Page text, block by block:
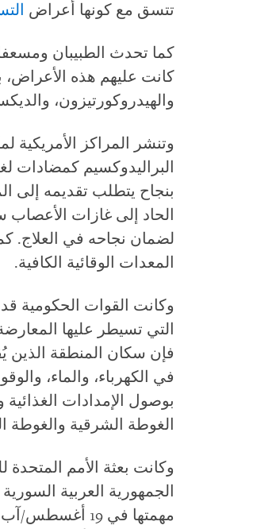
تتسق مع كونها أعراض
كما تحدث الطبيبان
كانت عليهم هذه الأعراض،
والهيدروكورتيزون،
وتنشر المراكز الأمريكية
البراليدوكسيم كمضادات
بنجاح يتطلب تقديمه إلى
الحاد إلى غازات
لضمان نجاحه في العلاج.
المعدات الوقائية الكافية.
وكانت القوات
فإن سكان المنطقة
في الكهرباء، والماء،
بوصول الإمدادات
الغوطة الشرقية والغوطة
وكانت بعثة الأمم
الجمهورية العربية
مهمتها في 19